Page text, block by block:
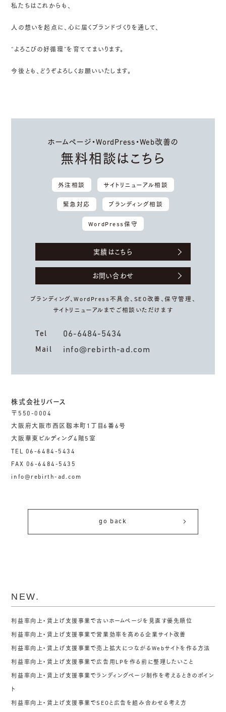
私たちはこれからも、
人の想いを起点に、心に届くブランドづくりを通して、
“よろこびの好循環”を育ててまいります。
今後とも、どうぞよろしくお願いいたします。
ホームページ・WordPress・Web改善の
無料相談はこちら
外注相談 サイトリニューアル相談
緊急対応 ブランディング相談
WordPress保守
実績はこちら
お問い合わせ
ブランディング、WordPress不具合、 SEO改善、保守管理、
サイトリニューアルまでご相談いただけます
Tel 06-6484-5434
Mail info@rebirth-ad.com
株式会社リバース
〒550-0004
大阪府大阪市西区靱本町1丁目6番6号
大阪華東ビルディング4階5室
TEL 06-6484-5434
FAX 06-6484-5435
info@rebirth-ad.com
go back
NEW.
利益率向上・賃上げ支援事業で古いホームページを見直す優先順位
利益率向上・賃上げ支援事業で営業効率を高める企業サイト改善
利益率向上・賃上げ支援事業で売上拡大につながるWebサイトを作る方法
利益率向上・賃上げ支援事業で広告用LPを作る前に整理したいこと
利益率向上・賃上げ支援事業でランディングページ制作を考えるときのポイン
ト
利益率向上・賃上げ支援事業でSEOと広告を組み合わせる考え方